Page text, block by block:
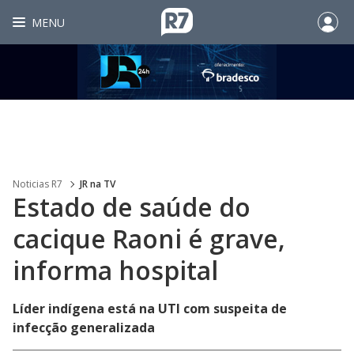
MENU
Noticias R7 JR na TV
Estado de saúde do
cacique Raoni é grave,
informa hospital
Líder indígena está na UTI com suspeita de
infecção generalizada